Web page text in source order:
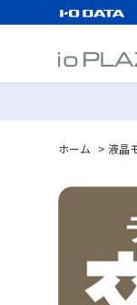
ホーム > 液晶